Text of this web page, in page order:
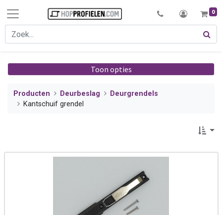
0
Toon opties
Producten Deurbeslag
Deurgrendels
Kantschuif grendel